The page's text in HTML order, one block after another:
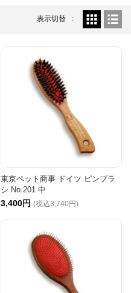
表示切替
東京ペット商事 ドイツ ピンブラ
シ No.201 中
3,400円 (税込3,740円)